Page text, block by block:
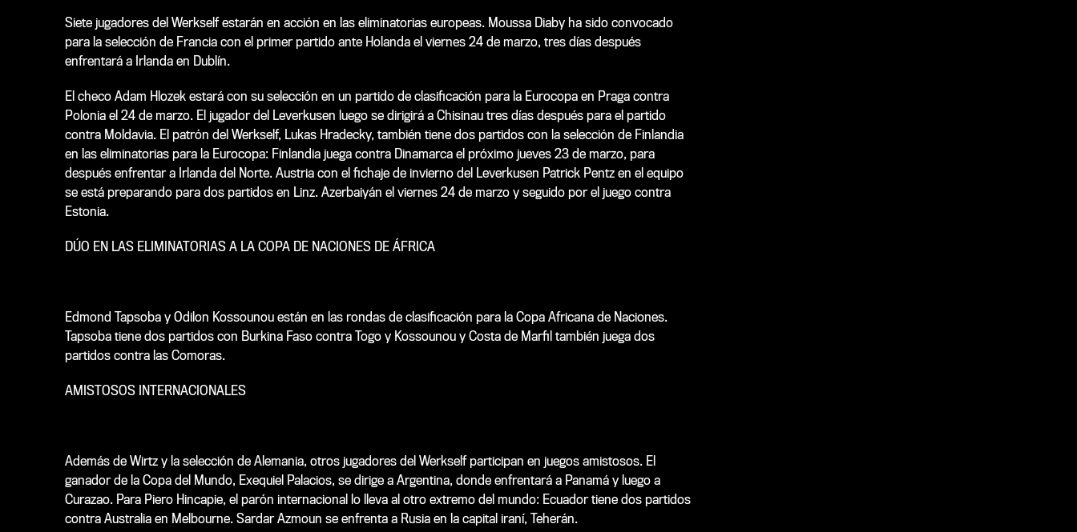
Siete jugadores del Werkself estarán en acción en las eliminatorias europeas. Moussa Diaby ha sido convocado
para la selección de Francia con el primer partido ante Holanda el viernes 24 de marzo, tres días después
enfrentará a Irlanda en Dublín.
El checo Adam Hlozek estará con su selección en un partido de clasificación para la Eurocopa en Praga contra
Polonia el 24 de marzo. El jugador del Leverkusen luego se dirigirá a Chisinau tres días después para el partido
contra Moldavia. El patrón del Werkself, Lukas Hradecky, también tiene dos partidos con la selección de Finlandia
en las eliminatorias para la Eurocopa: Finlandia juega contra Dinamarca el próximo jueves 23 de marzo, para
después enfrentar a Irlanda del Norte. Austria con el fichaje de invierno del Leverkusen Patrick Pentz en el equipo
se está preparando para dos partidos en Linz. Azerbaiyán el viernes 24 de marzo y seguido por el juego contra
Estonia.
DÚO EN LAS ELIMINATORIAS A LA COPA DE NACIONES DE ÁFRICA
Edmond Tapsoba y Odilon Kossounou están en las rondas de clasificación para la Copa Africana de Naciones.
Tapsoba tiene dos partidos con Burkina Faso contra Togo y Kossounou y Costa de Marfil también juega dos
partidos contra las Comoras.
AMISTOSOS INTERNACIONALES
Además de Wirtz y la selección de Alemania, otros jugadores del Werkself participan en juegos amistosos. El
ganador de la Copa del Mundo, Exequiel Palacios, se dirige a Argentina, donde enfrentará a Panamá y luego a
Curazao. Para Piero Hincapie, el parón internacional lo lleva al otro extremo del mundo: Ecuador tiene dos partidos
contra Australia en Melbourne. Sardar Azmoun se enfrenta a Rusia en la capital iraní, Teherán.